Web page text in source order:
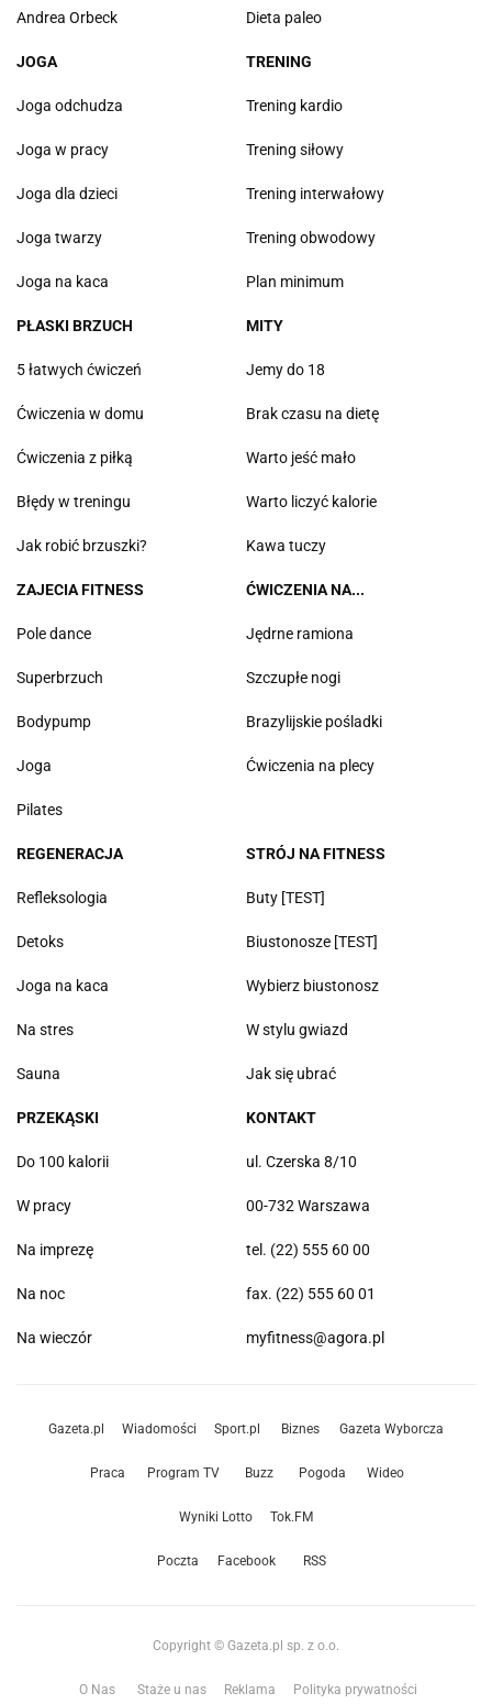
Andrea Orbeck Dieta paleo
JOGA
Joga odchudza
Joga w pracy
Joga dla dzieci
Joga twarzy
Joga na kaca
TRENING
Trening kardio
Trening siłowy
Trening interwałowy
Trening obwodowy
Plan minimum
PŁASKI BRZUCH
5 łatwych ćwiczeń
Ćwiczenia w domu
Ćwiczenia z piłką
Błędy w treningu
Jak robić brzuszki?
MITY
Jemy do 18
Brak czasu na dietę
Warto jeść mało
Warto liczyć kalorie
Kawa tuczy
ZAJECIA FITNESS
Pole dance
Superbrzuch
Bodypump
Joga
Pilates
ĆWICZENIA NA...
Jędrne ramiona
Szczupłe nogi
Brazylijskie pośladki
Ćwiczenia na plecy
REGENERACJA
Refleksologia
Detoks
Joga na kaca
Na stres
Sauna
STRÓJ NA FITNESS
Buty [TEST]
Biustonosze [TEST]
Wybierz biustonosz
W stylu gwiazd
Jak się ubrać
PRZEKĄSKI
Do 100 kalorii
W pracy
Na imprezę
Na noc
Na wieczór
KONTAKT
ul. Czerska 8/10
00-732 Warszawa
tel. (22) 555 60 00
fax. (22) 555 60 01
myfitness@agora.pl
Gazeta.pl Wiadomości Sport.pl Biznes Gazeta Wyborcza
Praca Program TV Buzz Pogoda Wideo
Wyniki Lotto Tok.FM
Poczta Facebook RSS
Copyright © Gazeta.pl sp. z o.o.
O Nas Staże u nas Reklama Polityka prywatności